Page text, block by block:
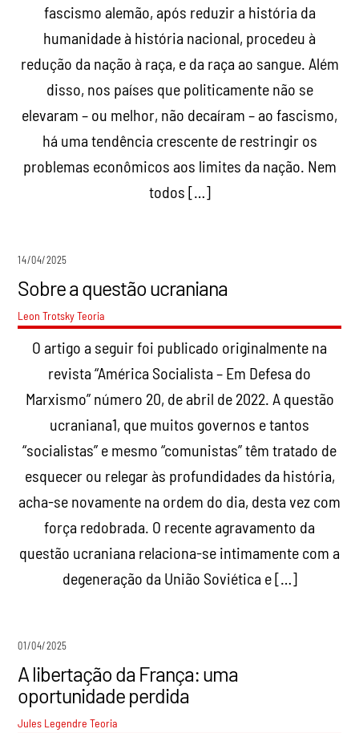
fascismo alemão, após reduzir a história da
humanidade à história nacional, procedeu à
redução da nação à raça, e da raça ao sangue. Além
disso, nos países que politicamente não se
elevaram – ou melhor, não decaíram – ao fascismo,
há uma tendência crescente de restringir os
problemas econômicos aos limites da nação. Nem
todos […]
14/04/2025
Sobre a questão ucraniana
Leon Trotsky Teoria
O artigo a seguir foi publicado originalmente na
revista “América Socialista – Em Defesa do
Marxismo” número 20, de abril de 2022. A questão
ucraniana1, que muitos governos e tantos
“socialistas” e mesmo “comunistas” têm tratado de
esquecer ou relegar às profundidades da história,
acha-se novamente na ordem do dia, desta vez com
força redobrada. O recente agravamento da
questão ucraniana relaciona-se intimamente com a
degeneração da União Soviética e […]
01/04/2025
A libertação da França: uma
oportunidade perdida
Jules Legendre Teoria